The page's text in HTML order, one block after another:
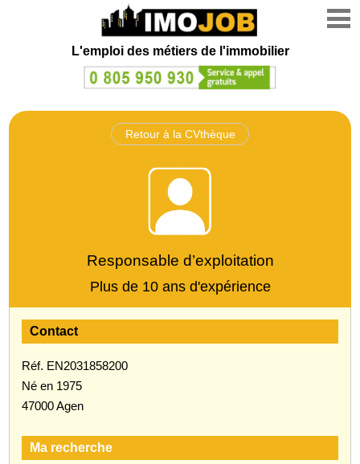
L'emploi des métiers de l'immobilier
Retour à la CVthèque
Responsable d’exploitation
Plus de 10 ans d'expérience
Contact
Réf. EN2031858200
Né en 1975
47000 Agen
Ma recherche